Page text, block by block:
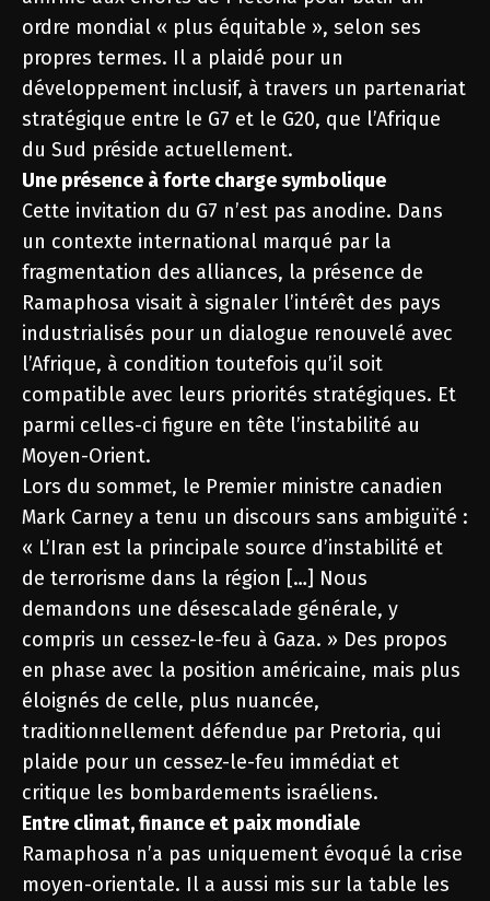
ordre mondial « plus équitable », selon ses
propres termes. Il a plaidé pour un
développement inclusif, à travers un partenariat
stratégique entre le G7 et le G20, que l’Afrique
du Sud préside actuellement.
Une présence à forte charge symbolique
Cette invitation du G7 n’est pas anodine. Dans
un contexte international marqué par la
fragmentation des alliances, la présence de
Ramaphosa visait à signaler l’intérêt des pays
industrialisés pour un dialogue renouvelé avec
l’Afrique, à condition toutefois qu’il soit
compatible avec leurs priorités stratégiques. Et
parmi celles-ci figure en tête l’instabilité au
Moyen-Orient.
Lors du sommet, le Premier ministre canadien
Mark Carney a tenu un discours sans ambiguïté :
« L’Iran est la principale source d’instabilité et
de terrorisme dans la région […] Nous
demandons une désescalade générale, y
compris un cessez-le-feu à Gaza. » Des propos
en phase avec la position américaine, mais plus
éloignés de celle, plus nuancée,
traditionnellement défendue par Pretoria, qui
plaide pour un cessez-le-feu immédiat et
critique les bombardements israéliens.
Entre climat, finance et paix mondiale
Ramaphosa n’a pas uniquement évoqué la crise
moyen-orientale. Il a aussi mis sur la table les